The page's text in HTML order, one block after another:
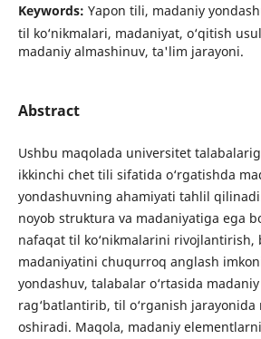
Keywords: Yapon tili, madaniy
til ko‘nikmalari, madaniyat, o‘qitish
madaniy almashinuv, ta'lim jarayoni.
Abstract
Ushbu maqolada universitet
ikkinchi chet tili sifatida o‘rgatishda
yondashuvning ahamiyati tahlil
noyob struktura va madaniyatiga ega
nafaqat til ko‘nikmalarini rivojlantirish,
madaniyatini chuqurroq anglash
yondashuv, talabalar o‘rtasida
rag‘batlantirib, til o‘rganish jarayonida
oshiradi. Maqola, madaniy